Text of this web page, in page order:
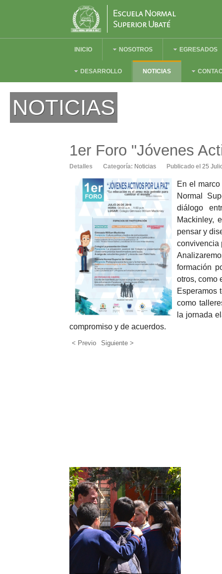
INICIO NOSOTROS EGRESADOS
DESARROLLO NOTICIAS
NOTICIAS
1er Foro "Jóvenes
Detalles Categoría: Noticias Publicado el 25
En el
Normal
diálogo
Mackinley,
pensar y
convivencia
formación
otros, como
Esperamos
como
la jornada
compromiso y de acuerdos.
< Previo Siguiente >